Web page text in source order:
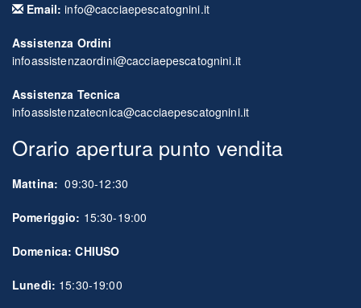
Email: info@cacciaepescatognini.it
Assistenza Ordini
infoassistenzaordini@cacciaepescatognini.it
Assistenza Tecnica
infoassistenzatecnica@cacciaepescatognini.it
Orario apertura punto vendita
Mattina: 09:30-12:30
Pomeriggio: 15:30-19:00
Domenica: CHIUSO
Lunedì: 15:30-19:00